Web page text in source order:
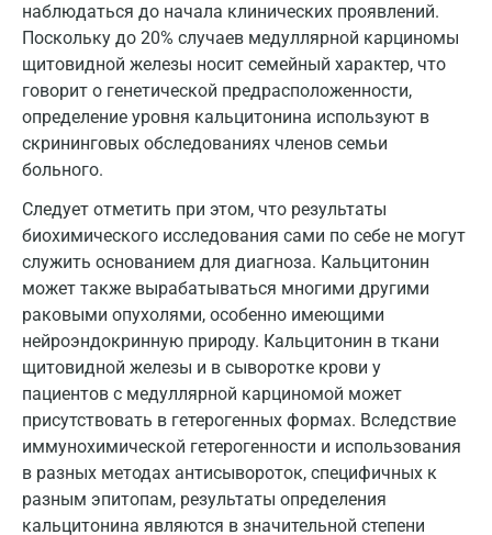
наблюдаться до начала клинических проявлений.
Поскольку до 20% случаев медуллярной карциномы
щитовидной железы носит семейный характер, что
говорит о генетической предрасположенности,
определение уровня кальцитонина используют в
скрининговых обследованиях членов семьи
больного.
Следует отметить при этом, что результаты
биохимического исследования сами по себе не могут
служить основанием для диагноза. Кальцитонин
может также вырабатываться многими другими
раковыми опухолями, особенно имеющими
нейроэндокринную природу. Кальцитонин в ткани
щитовидной железы и в сыворотке крови у
пациентов с медуллярной карциномой может
присутствовать в гетерогенных формах. Вследствие
иммунохимической гетерогенности и использования
в разных методах антисывороток, специфичных к
разным эпитопам, результаты определения
кальцитонина являются в значительной степени
Красноярск
Курск
Лабинск
Липецк
Люберцы
Майкоп
Мурино
Мурманск
Набережные Челны
Наро-Фоминск